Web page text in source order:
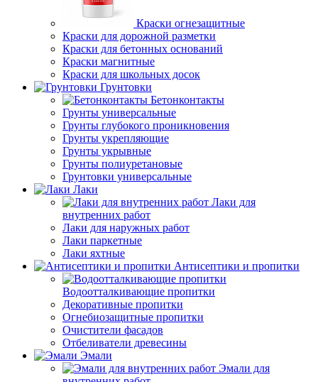
Краски огнезащитные
Краски для дорожной разметки
Краски для бетонных оснований
Краски магнитные
Краски для школьных досок
Грунтовки
Бетонконтакты
Грунты универсальные
Грунты глубокого проникновения
Грунты укрепляющие
Грунты укрывные
Грунты полиуретановые
Грунтовки универсальные
Лаки
Лаки для
внутренних работ
Лаки для наружных работ
Лаки паркетные
Лаки яхтные
Антисептики и пропитки
Водоотталкивающие пропитки
Декоративные пропитки
Огнебиозащитные пропитки
Очистители фасадов
Отбеливатели древесины
Эмали
Эмали для